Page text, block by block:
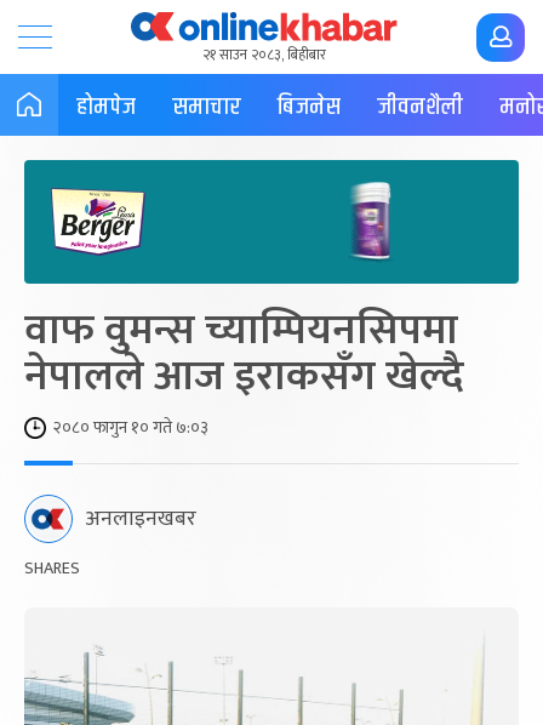
२१ साउन २०८३, बिहीबार
होमपेज समाचार बिजनेस जीवनशैली
वाफ वुमन्स च्याम्पियनसिपमा
नेपालले आज इराकसँग खेल्दै
२०८० फागुन १० गते ७:०३
अनलाइनखबर
SHARES